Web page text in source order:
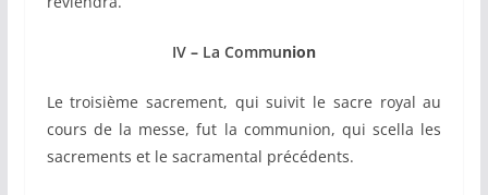
IV – La Communion
Le troisième sacrement, qui suivit le sacre royal au
cours de la messe, fut la communion, qui scella les
sacrements et le sacramental précédents.